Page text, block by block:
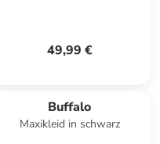
49,99 €
Buffalo
Maxikleid in schwarz